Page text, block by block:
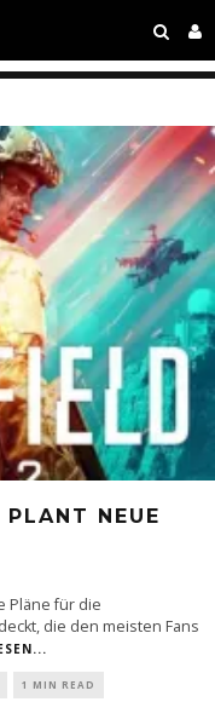
NEUE
Pläne für die
die den meisten Fans
1 MIN READ